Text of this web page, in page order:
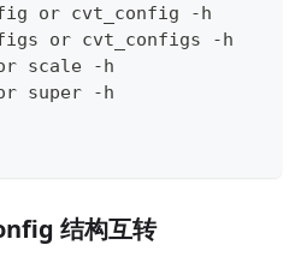
or cvt_config -h
or cvt_configs -h
scale -h
super -h
结构互转